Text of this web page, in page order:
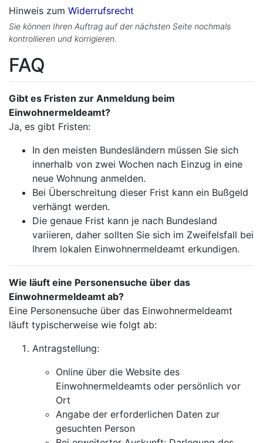
Hinweis zum Widerrufsrecht
Sie können Ihren Auftrag auf der nächsten Seite nochmals
kontrollieren und korrigieren.
FAQ
Gibt es Fristen zur Anmeldung beim
Einwohnermeldeamt?
Ja, es gibt Fristen:
In den meisten Bundesländern müssen Sie sich
innerhalb von zwei Wochen nach Einzug in eine
neue Wohnung anmelden.
Bei Überschreitung dieser Frist kann ein Bußgeld
verhängt werden.
Die genaue Frist kann je nach Bundesland
variieren, daher sollten Sie sich im Zweifelsfall bei
Ihrem lokalen Einwohnermeldeamt erkundigen.
Wie läuft eine Personensuche über das
Einwohnermeldeamt ab?
Eine Personensuche über das Einwohnermeldeamt
läuft typischerweise wie folgt ab:
Antragstellung:
Online über die Website des
Einwohnermeldeamts oder persönlich vor
Ort
Angabe der erforderlichen Daten zur
gesuchten Person